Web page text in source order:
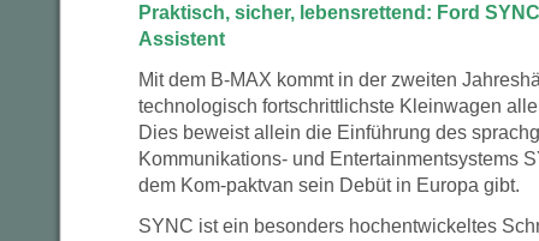
Praktisch, sicher, lebensrettend: Ford
Assistent
Mit dem B-MAX kommt in der zweiten
technologisch fortschrittlichste Kleinwagen
Dies beweist allein die Einführung des
Kommunikations- und Entertainmentsystems
dem Kom-paktvan sein Debüt in Europa gibt.
SYNC ist ein besonders hochentwickeltes